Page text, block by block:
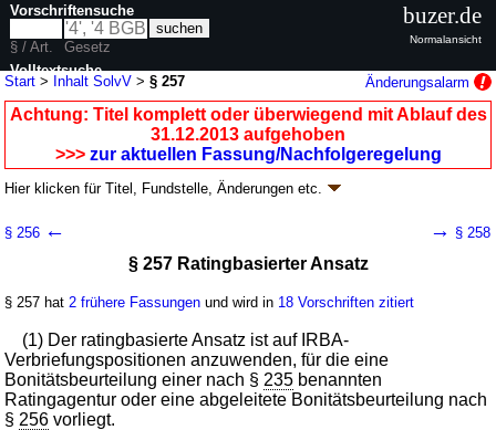
Start > Inhalt SolvV >§ 257 Änderungsalarm
Achtung: Titel komplett oder überwiegend mit Ablauf des
31.12.2013 aufgehoben
>>> zur aktuellen Fassung/Nachfolgeregelung
Hier klicken fürTitel, Fundstelle, Änderungen etc.
BGBl. I S. 4168
9 weitere Fassungen | wird in 38 Vorschriften zitiert
Teil 2 Adressrisiken
Kapitel 6 Verbriefungen
Abschnitt 5 Anrechnung von IRBA-
Verbriefungstransaktionen
Unterabschnitt 1 IRBA-Verbriefungsrisikogewicht
§ 256 ← → § 258
§ 257 Ratingbasierter Ansatz
§ 257 hat 2 frühere Fassungen und wird in 18 Vorschriften zitiert
(1) Der ratingbasierte Ansatz ist auf IRBA-
Verbriefungspositionen anzuwenden, für die eine
Bonitätsbeurteilung einer nach § 235 benannten
Ratingagentur oder eine abgeleitete Bonitätsbeurteilung nach
§ 256 vorliegt.
Vorschriftensuche
§ / Art.
Gesetz
Volltextsuche
nur in SolvV
buzer.de
Normalansicht